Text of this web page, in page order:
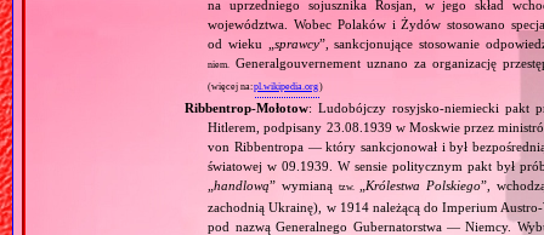
na uprzedniego sojusznika Rosjan, w jego skład
województwa. Wobec Polaków i Żydów stosowano
od wieku „ sprawcy”, sankcjonujące stosowanie
niem. Generalgouvernement uznano za organizację
(więcej na:pl.wikipedia.org)
Ribbentrop‐Mołotow: Ludobójczy rosyjsko‐niemiecki pakt
Hitlerem, podpisany 23.08.1939 w Moskwie przez
von Ribbentropa — który sankcjonował i był
światowej w 09.1939. W sensie politycznym pakt był
„handlową” wymianą tzw. Królestwa Polskiego”,
zachodnią Ukrainę), w 1914 należącą do Imperium
pod nazwą Generalnego Gubernatorstwa — Niemcy.